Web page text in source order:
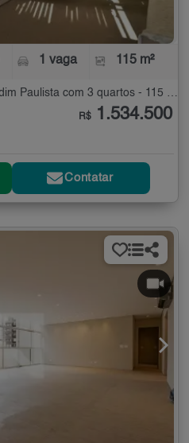
1 vaga 115 m²
Apartamento à Venda no Jardim Paulista com 3 quartos - 115 m²
R$ 1.534.500
Contatar